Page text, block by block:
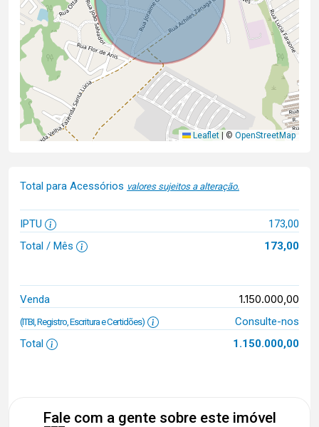
Leaflet © OpenStreetMap
Total para Acessórios valores sujeitos a alteração.
IPTU
173,00
Total / Mês
173,00
Venda 1.150.000,00
(ITBI, Registro, Escritura e Certidões)
Consulte-nos
Total
1.150.000,00
Fale com a gente sobre este imóvel